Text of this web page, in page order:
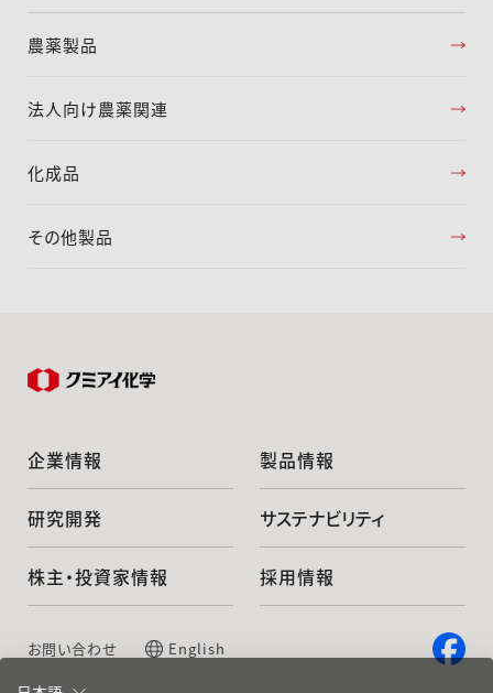
農薬製品
法人向け農薬関連
化成品
その他製品
企業情報 製品情報
研究開発 サステナビリティ
株主・投資家情報 採用情報
お問い合わせ English